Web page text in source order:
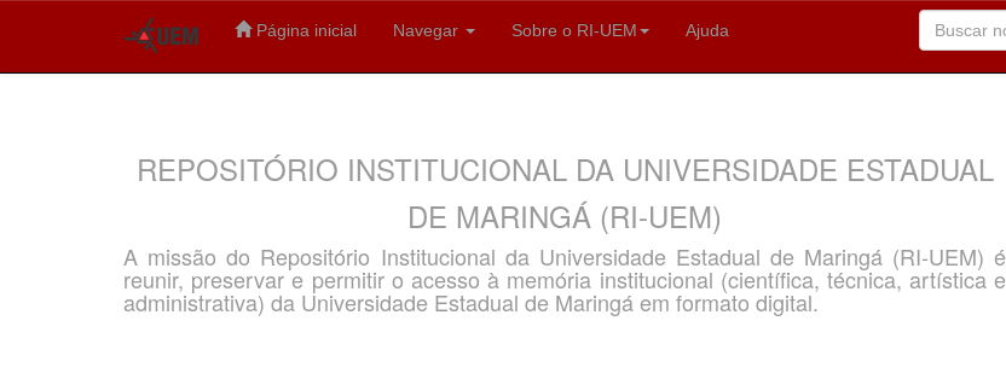
Página inicial Navegar Sobre o RI-UEM Ajuda
REPOSITÓRIO INSTITUCIONAL DA UNIVERSIDADE ESTADUAL
DE MARINGÁ (RI-UEM)
A missão do Repositório Institucional da Universidade Estadual de Maringá (RI-UEM) é
reunir, preservar e permitir o acesso à memória institucional (científica, técnica, artística e
administrativa) da Universidade Estadual de Maringá em formato digital.